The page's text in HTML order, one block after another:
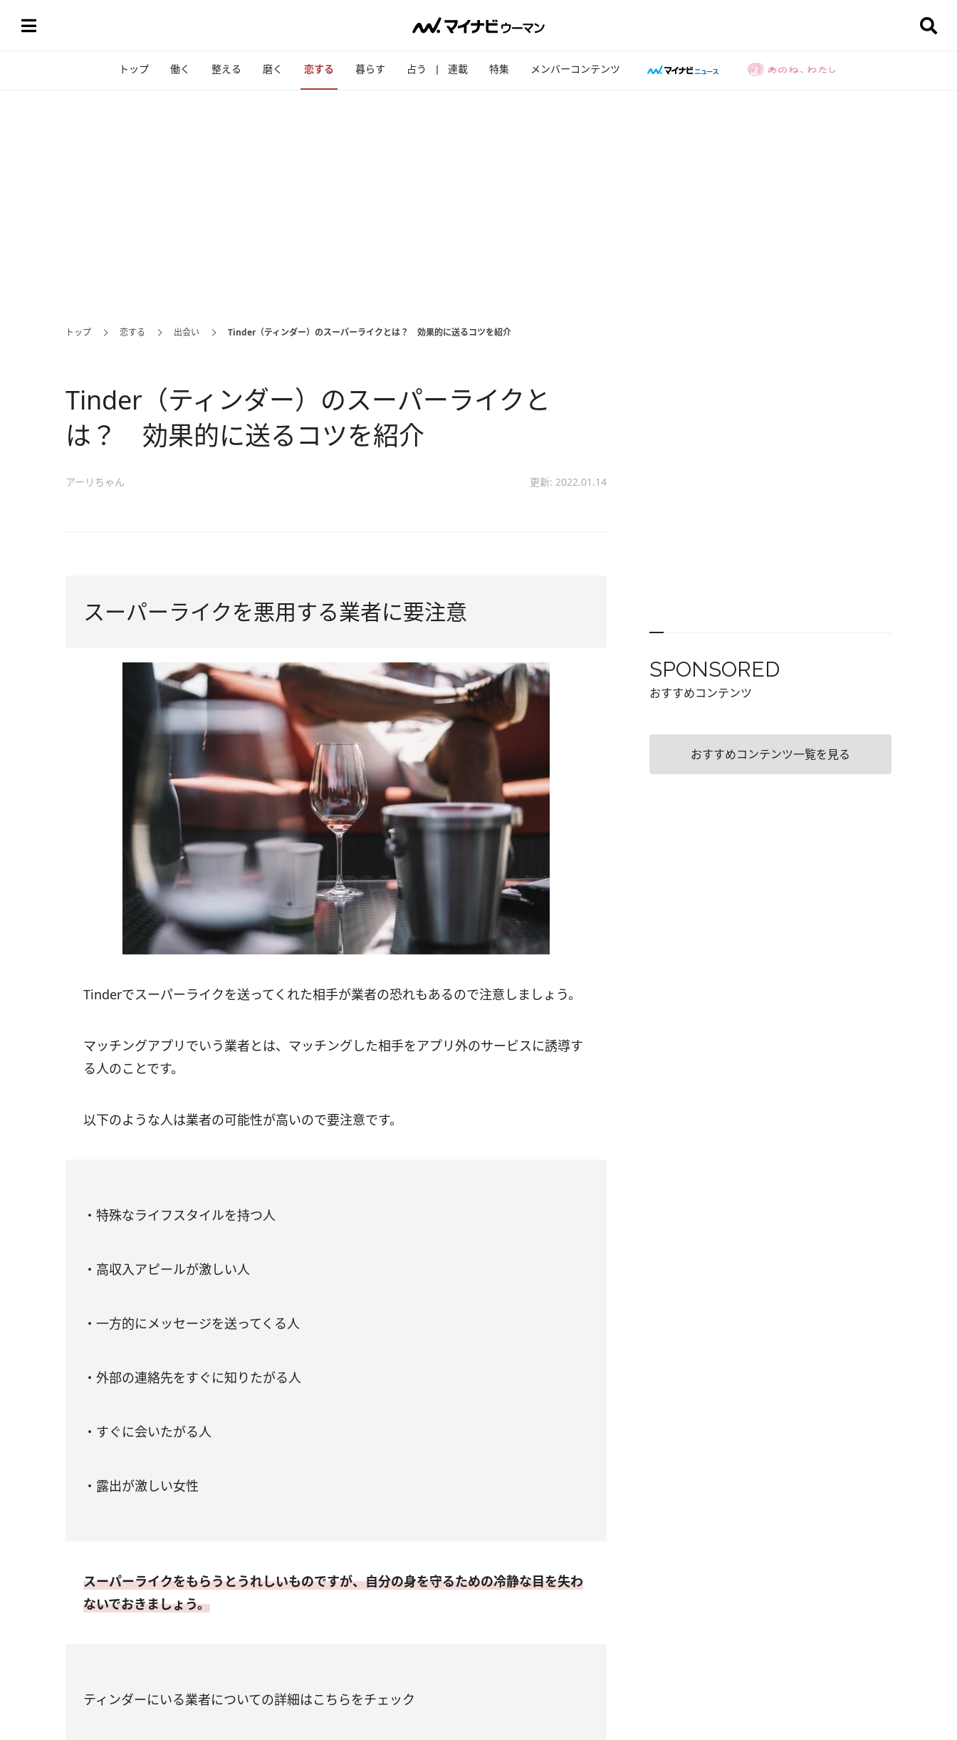
トップ 働く 整える 磨く 恋する 暮らす 占う 連載 特集 メンバーコンテンツ
トップ 恋する 出会い Tinder（ティンダー）のスーパーライクとは？ 効果的に送るコツを紹介
Tinder（ティンダー）のスーパーライクと
は？ 効果的に送るコツを紹介
アーリちゃん 更新: 2022.01.14
スーパーライクを悪用する業者に要注意
Tinderでスーパーライクを送ってくれた相手が業者の恐れもあるので注意しましょう。
マッチングアプリでいう業者とは、マッチングした相手をアプリ外のサービスに誘導す
る人のことです。
以下のような人は業者の可能性が高いので要注意です。
・特殊なライフスタイルを持つ人
・高収入アピールが激しい人
・一方的にメッセージを送ってくる人
・外部の連絡先をすぐに知りたがる人
・すぐに会いたがる人
・露出が激しい女性
スーパーライクをもらうとうれしいものですが、自分の身を守るための冷静な目を失わ
ないでおきましょう。
ティンダーにいる業者についての詳細はこちらをチェック
SPONSORED
おすすめコンテンツ
おすすめコンテンツ一覧を見る